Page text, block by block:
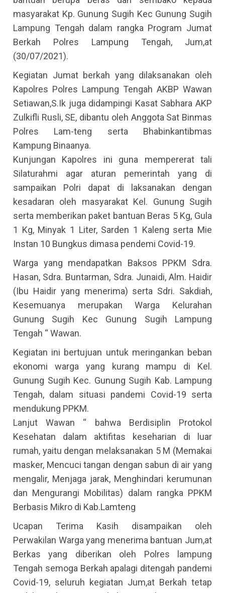
masyarakat Kp. Gunung Sugih Kec Gunung Sugih
Lampung Tengah dalam rangka Program Jumat
Berkah Polres Lampung Tengah, Jum,at
(30/07/2021).
Kegiatan Jumat berkah yang dilaksanakan oleh
Kapolres Polres Lampung Tengah AKBP Wawan
Setiawan,S.Ik juga didampingi Kasat Sabhara AKP
Zulkifli Rusli, SE, dibantu oleh Anggota Sat Binmas
Polres Lam-teng serta Bhabinkantibmas
Kampung Binaanya.
Kunjungan Kapolres ini guna mempererat tali
Silaturahmi agar aturan pemerintah yang di
sampaikan Polri dapat di laksanakan dengan
kesadaran oleh masyarakat Kel. Gunung Sugih
serta memberikan paket bantuan Beras 5 Kg, Gula
1 Kg, Minyak 1 Liter, Sarden 1 Kaleng serta Mie
Instan 10 Bungkus dimasa pendemi Covid-19.
Warga yang mendapatkan Baksos PPKM Sdra.
Hasan, Sdra. Buntarman, Sdra. Junaidi, Alm. Haidir
(Ibu Haidir yang menerima) serta Sdri. Sakdiah,
Kesemuanya merupakan Warga Kelurahan
Gunung Sugih Kec Gunung Sugih Lampung
Tengah “ Wawan.
Kegiatan ini bertujuan untuk meringankan beban
ekonomi warga yang kurang mampu di Kel.
Gunung Sugih Kec. Gunung Sugih Kab. Lampung
Tengah, dalam situasi pandemi Covid-19 serta
mendukung PPKM.
Lanjut Wawan “ bahwa Berdisiplin Protokol
Kesehatan dalam aktifitas keseharian di luar
rumah, yaitu dengan melaksanakan 5 M (Memakai
masker, Mencuci tangan dengan sabun di air yang
mengalir, Menjaga jarak, Menghindari kerumunan
dan Mengurangi Mobilitas) dalam rangka PPKM
Berbasis Mikro di Kab.Lamteng
Ucapan Terima Kasih disampaikan oleh
Perwakilan Warga yang menerima bantuan Jum,at
Berkas yang diberikan oleh Polres lampung
Tengah semoga Berkah apalagi ditengah pandemi
Covid-19, seluruh kegiatan Jum,at Berkah tetap